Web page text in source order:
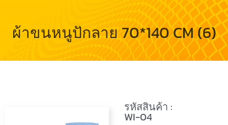
ผ้าขนหนูปักลาย 70*140 CM (6)
รหัสสินค้า :
WI-04